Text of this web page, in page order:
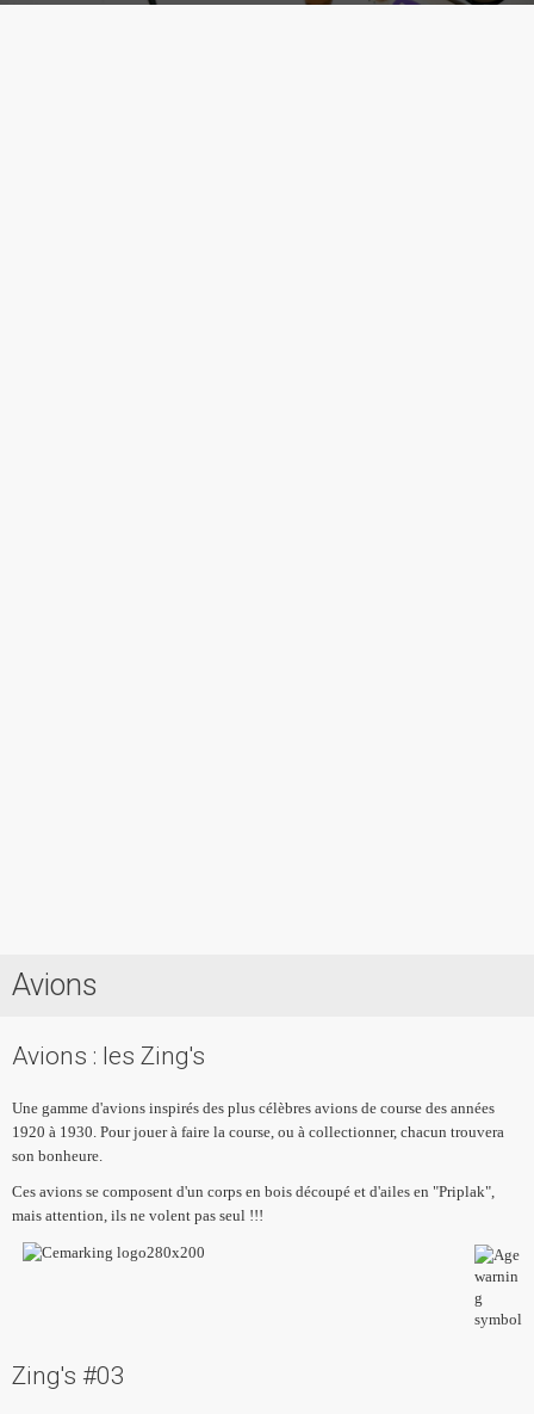
Accueil
Avions
Avions : les Zing's
Une gamme d'avions inspirés des plus célèbres avions de course des années
1920 à 1930. Pour jouer à faire la course, ou à collectionner, chacun trouvera
son bonheure.
Ces avions se composent d'un corps en bois découpé et d'ailes en "Priplak",
mais attention, ils ne volent pas seul !!!
Zing's #03